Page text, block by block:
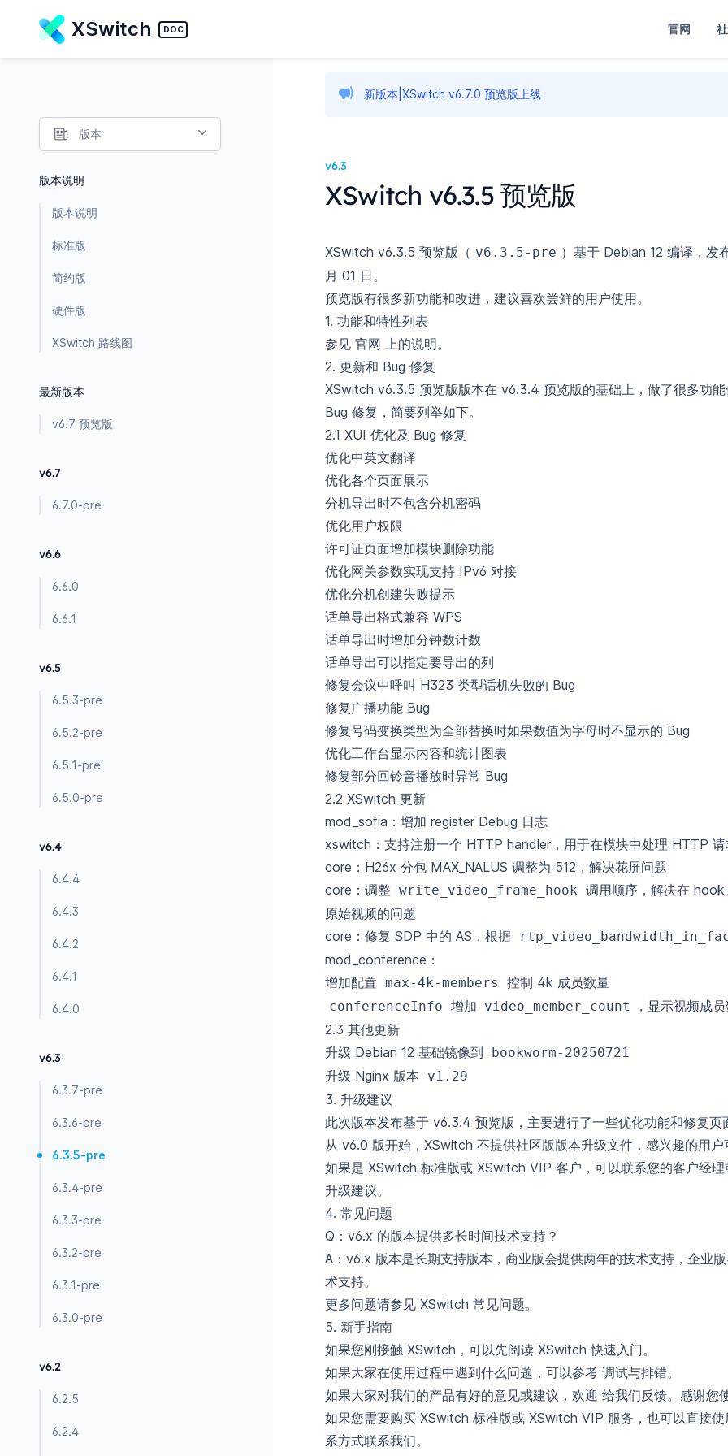
XSwitch DOC 官网
版本
版本说明
版本说明
标准版
简约版
硬件版
XSwitch 路线图
最新版本
v6.7 预览版
v6.7
6.7.0-pre
v6.6
6.6.0
6.6.1
v6.5
6.5.3-pre
6.5.2-pre
6.5.1-pre
6.5.0-pre
v6.4
6.4.4
6.4.3
6.4.2
6.4.1
6.4.0
v6.3
6.3.7-pre
6.3.6-pre
6.3.5-pre
6.3.4-pre
6.3.3-pre
6.3.2-pre
6.3.1-pre
6.3.0-pre
v6.2
6.2.5
6.2.4
新版本|XSwitch v6.7.0 预览版上线
v6.3
XSwitch v6.3.5 预览版
XSwitch v6.3.5 预览版（ v6.3.5-pre ）基于 Debian 12 编译，发
月 01 日。
预览版有很多新功能和改进，建议喜欢尝鲜的用户使用。
1. 功能和特性列表
参见 官网 上的说明。
2. 更新和 Bug 修复
XSwitch v6.3.5 预览版版本在 v6.3.4 预览版的基础上，做了很多功
Bug 修复，简要列举如下。
2.1 XUI 优化及 Bug 修复
优化中英文翻译
优化各个页面展示
分机导出时不包含分机密码
优化用户权限
许可证页面增加模块删除功能
优化网关参数实现支持 IPv6 对接
优化分机创建失败提示
话单导出格式兼容 WPS
话单导出时增加分钟数计数
话单导出可以指定要导出的列
修复会议中呼叫 H323 类型话机失败的 Bug
修复广播功能 Bug
修复号码变换类型为全部替换时如果数值为字母时不显示的 Bug
优化工作台显示内容和统计图表
修复部分回铃音播放时异常 Bug
2.2 XSwitch 更新
mod_sofia：增加 register Debug 日志
xswitch：支持注册一个 HTTP handler，用于在模块中处理 HTTP 请
core：H26x 分包 MAX_NALUS 调整为 512，解决花屏问题
core：调整 write_video_frame_hook 调用顺序，解决在 hook
原始视频的问题
core：修复 SDP 中的 AS，根据
mod_conference：
增加配置 max-4k-members 控制 4k 成员数量
conferenceInfo 增加 video_member_count
，显示视频成
2.3 其他更新
升级 Debian 12 基础镜像到
bookworm-20250721
升级 Nginx 版本 v1.29
3. 升级建议
此次版本发布基于 v6.3.4 预览版，主要进行了一些优化功能和修复页
从 v6.0 版开始，XSwitch 不提供社区版版本升级文件，感兴趣的用户
如果是 XSwitch 标准版或 XSwitch VIP 客户，可以联系您的客户经理
升级建议。
4. 常见问题
Q：v6.x 的版本提供多长时间技术支持？
A：v6.x 版本是长期支持版本，商业版会提供两年的技术支持，企业
术支持。
更多问题请参见 XSwitch 常见问题。
5. 新手指南
如果您刚接触 XSwitch，可以先阅读 XSwitch 快速入门。
如果大家在使用过程中遇到什么问题，可以参考 调试与排错。
如果大家对我们的产品有好的意见或建议，欢迎 给我们反馈。感谢您
如果您需要购买 XSwitch 标准版或 XSwitch VIP 服务，也可以直接使
系方式联系我们。